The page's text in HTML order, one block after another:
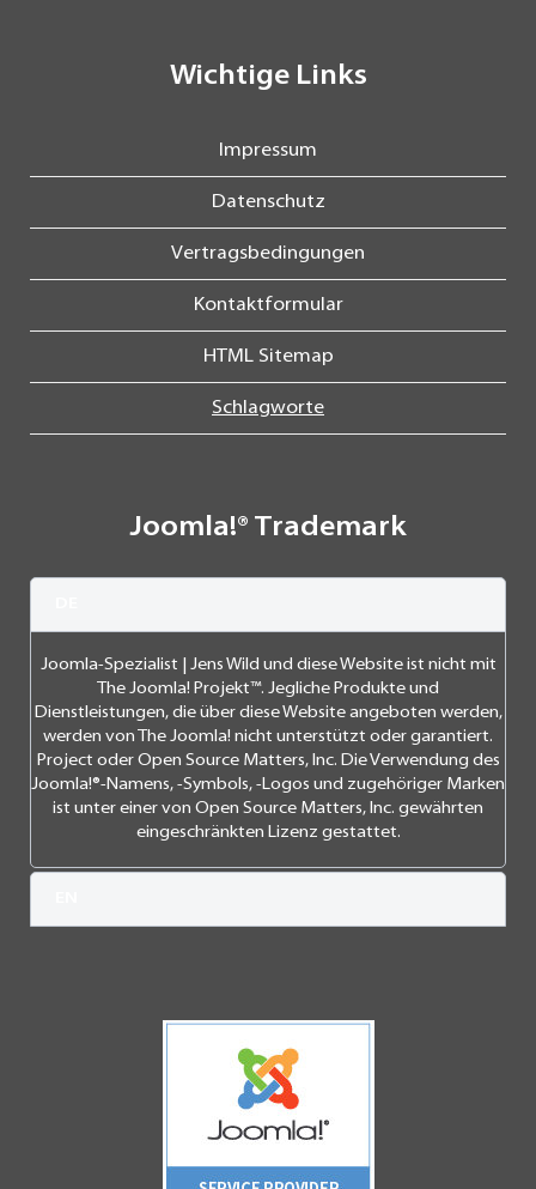
Wichtige Links
Impressum
Datenschutz
Vertragsbedingungen
Kontaktformular
HTML Sitemap
Schlagworte
Joomla!® Trademark
Joomla-Spezialist | Jens Wild und diese Website ist nicht mit
The Joomla! Projekt™. Jegliche Produkte und
Dienstleistungen, die über diese Website angeboten werden,
werden von The Joomla! nicht unterstützt oder garantiert.
Project oder Open Source Matters, Inc. Die Verwendung des
Joomla!®-Namens, -Symbols, -Logos und zugehöriger Marken
ist unter einer von Open Source Matters, Inc. gewährten
eingeschränkten Lizenz gestattet.